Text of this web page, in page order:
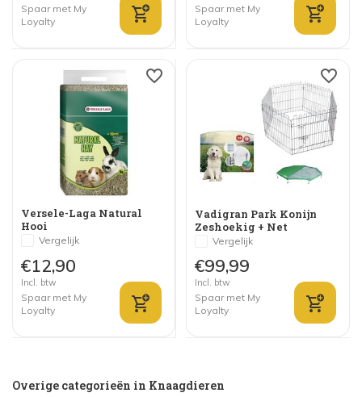
Spaar met My
Loyalty
Spaar met My
Loyalty
Versele-Laga Natural
Hooi
Vergelijk
€12,90
Incl. btw
Spaar met My
Loyalty
Vadigran Park Konijn
Zeshoekig + Net
Vergelijk
€99,99
Incl. btw
Spaar met My
Loyalty
Overige categorieën in Knaagdieren